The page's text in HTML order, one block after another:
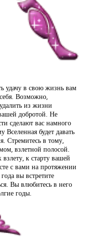
удачу в свою жизнь вам
Возможно,
из жизни
добротой. Не
сделают вас намного
Вселенная будет давать
Стремитесь в тому,
взлетной полосой.
к старту вашей
с вами на протяжении
вы встретите
Вы влюбитесь в него
годы.